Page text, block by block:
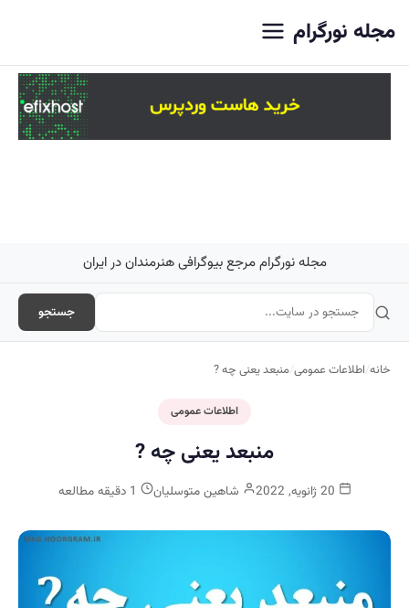
مجله نورگرام
مجله نورگرام مرجع بیوگرافی هنرمندان در ایران
جستجو
خانه/اطلاعات عمومی/منبعد یعنی چه ?
اطلاعات عمومی
منبعد یعنی چه ?
شاهین متوسلیان